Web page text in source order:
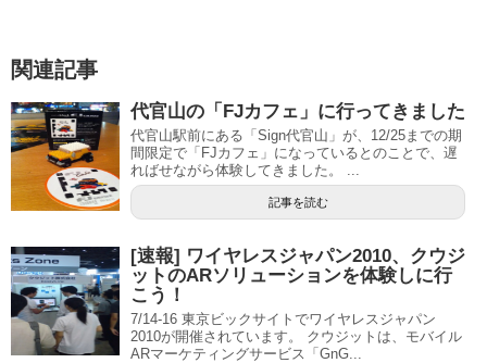
関連記事
代官山の「FJカフェ」に行ってきました
代官山駅前にある「Sign代官山」が、12/25までの期
間限定で「FJカフェ」になっているとのことで、遅
ればせながら体験してきました。 ...
記事を読む
[速報] ワイヤレスジャパン2010、クウジ
ットのARソリューションを体験しに行
こう！
7/14-16 東京ビックサイトでワイヤレスジャパン
2010が開催されています。 クウジットは、モバイル
ARマーケティングサービス「GnG...